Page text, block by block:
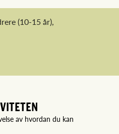
(10-15 år),
av hvordan du kan